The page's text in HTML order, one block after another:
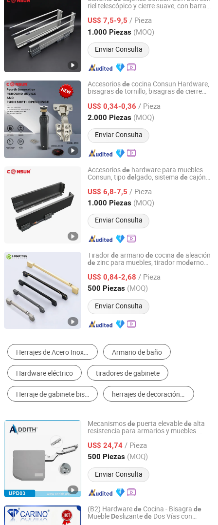
riel telescópico y cierre suave, con barra
US$ 7,5-9,5 / Pieza
1.000 Piezas (MOQ)
Enviar Consulta
Qingyuan Consun Hardware Electrical Products Company
Limited
Guangdong, China Desde 2026
Accesoriosde cocina Consun Hardware,
bisagrasde tornillo, bisagrasde cierre
suave, bisagras hidráulicas para muebles
dearmario
US$ 0,34-0,36 / Pieza
2.000 Piezas (MOQ)
Enviar Consulta
Qingyuan Consun Hardware Electrical Products Company
Limited
Guangdong, China
Accesoriosde hardware para muebles
Consun, tipodelgado, sistema de cajón
suave, sistema decajón
armarios
cocina
US$ 6,8-7,5 / Pieza
1.000 Piezas (MOQ)
Enviar Consulta
Qingyuan Consun Hardware Electrical Products Company
Limited
Guangdong, China Desde 2026
Tiradorde armariode cocina de aleación
de zinc para muebles, tirador moderno
US$ 0,84-2,68 / Pieza
500 Piezas (MOQ)
Enviar Consulta
Guangzhou Longterm Technology Co.,Ltd.
Guangdong, China Desde 2013
Manijas y Tirones para Muebles Patas de Muebles
Bisagras de Puerta y Ventana Bisagras para Muebles
Guías para Cajón Manija de Puerta
Mecanismosde puerta elevablede alta
resistencia para armarios y muebles.
armarios y soportes
puertas y tapas
US$ 24,74 / Pieza
500 Piezas (MOQ)
Enviar Consulta
Shanghai Addith Hardware Co., Ltd.
Shanghai, China Desde 2020
(B2) Hardwarede Cocina - Bisagra de
Mueble Deslizantede Dos Vías con
FOSHAN CARINO HARDWARE CO., LIMITED